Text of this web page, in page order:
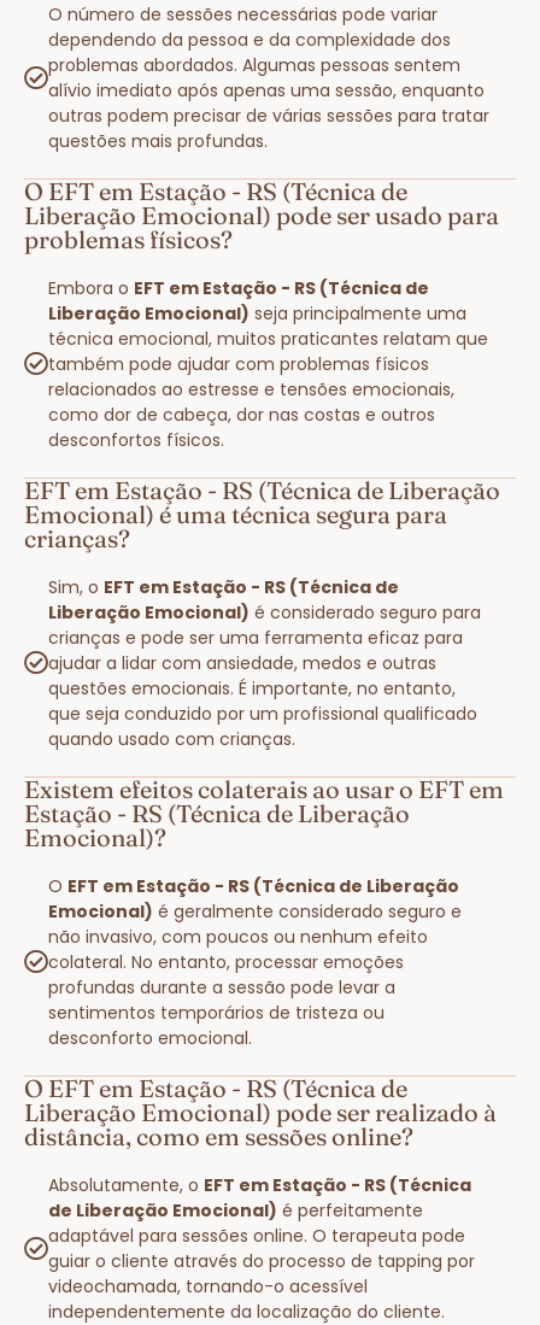
O número de sessões necessárias pode variar
dependendo da pessoa e da complexidade dos
problemas abordados. Algumas pessoas sentem
alívio imediato após apenas uma sessão, enquanto
outras podem precisar de várias sessões para tratar
questões mais profundas.
O EFT em Estação - RS (Técnica de
Liberação Emocional) pode ser usado para
problemas físicos?
Embora o EFT em Estação - RS (Técnica de
Liberação Emocional) seja principalmente uma
técnica emocional, muitos praticantes relatam que
também pode ajudar com problemas físicos
relacionados ao estresse e tensões emocionais,
como dor de cabeça, dor nas costas e outros
desconfortos físicos.
EFT em Estação - RS (Técnica de Liberação
Emocional) é uma técnica segura para
crianças?
Sim, o EFT em Estação - RS (Técnica de
Liberação Emocional) é considerado seguro para
crianças e pode ser uma ferramenta eficaz para
ajudar a lidar com ansiedade, medos e outras
questões emocionais. É importante, no entanto,
que seja conduzido por um profissional qualificado
quando usado com crianças.
Existem efeitos colaterais ao usar o EFT em
Estação - RS (Técnica de Liberação
Emocional)?
O EFT em Estação - RS (Técnica de Liberação
Emocional) é geralmente considerado seguro e
não invasivo, com poucos ou nenhum efeito
colateral. No entanto, processar emoções
profundas durante a sessão pode levar a
sentimentos temporários de tristeza ou
desconforto emocional.
O EFT em Estação - RS (Técnica de
Liberação Emocional) pode ser realizado à
distância, como em sessões online?
Absolutamente, o EFT em Estação - RS (Técnica
de Liberação Emocional) é perfeitamente
adaptável para sessões online. O terapeuta pode
guiar o cliente através do processo de tapping por
videochamada, tornando-o acessível
independentemente da localização do cliente.